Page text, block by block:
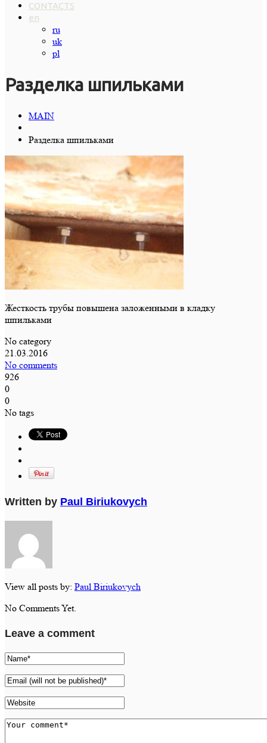
CONTACTS
en
ru
uk
pl
Разделка шпильками
MAIN
Разделка шпильками
Жесткость трубы повышена заложенными в кладку
шпильками
No category
21.03.2016
No comments
926
0
0
No tags
Written by Paul Biriukovych
View all posts by: Paul Biriukovych
No Comments Yet.
Leave a comment